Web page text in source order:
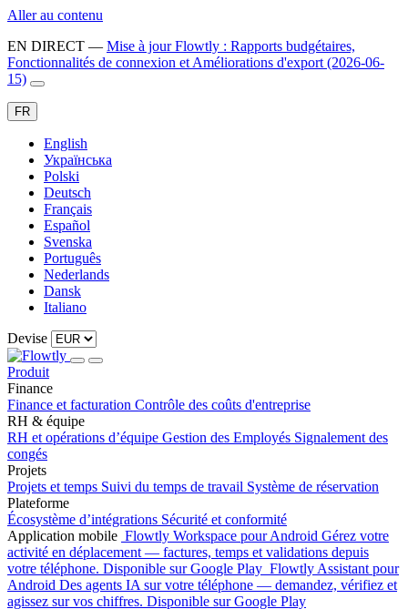
Aller au contenu
EN DIRECT — Mise à jour Flowtly : Rapports budgétaires,
Fonctionnalités de connexion et Améliorations d'export (2026-06-
15)
FR
English
Українська
Polski
Deutsch
Français
Español
Svenska
Português
Nederlands
Dansk
Italiano
Devise
Produit
Finance
Finance et facturation Contrôle des coûts d'entreprise
RH & équipe
RH et opérations d’équipe Gestion des Employés Signalement des
congés
Projets
Projets et temps Suivi du temps de travail Système de réservation
Plateforme
Écosystème d’intégrations Sécurité et conformité
Application mobile Flowtly Workspace pour Android Gérez votre
activité en déplacement — factures, temps et validations depuis
votre téléphone. Disponible sur Google Play Flowtly Assistant pour
Android Des agents IA sur votre téléphone — demandez, vérifiez et
agissez sur vos chiffres. Disponible sur Google Play